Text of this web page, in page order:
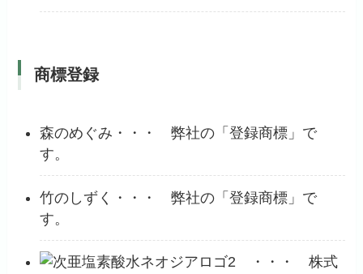
商標登録
森のめぐみ・・・ 弊社の「登録商標」で
す。
竹のしずく・・・ 弊社の「登録商標」で
す。
・・・ 株式